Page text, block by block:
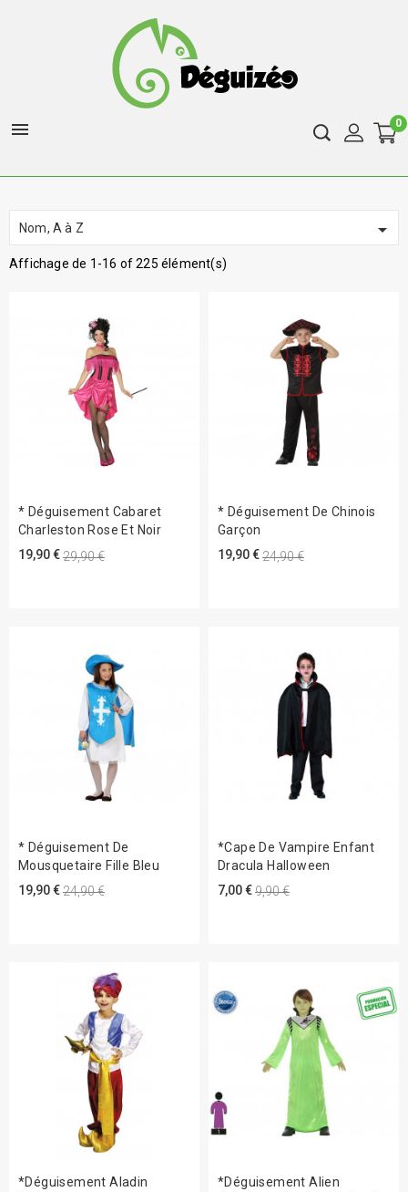
 0
Nom, A à Z 
Affichage de 1-16 of 225 élément(s)
* Déguisement Cabaret
Charleston Rose Et Noir
19,90 €29,90 €
* Déguisement De Chinois
Garçon
19,90 €24,90 €
* Déguisement De
Mousquetaire Fille Bleu
19,90 €24,90 €
*Cape De Vampire Enfant
Dracula Halloween
7,00 €9,90 €
*Déguisement Aladin
*Déguisement Alien